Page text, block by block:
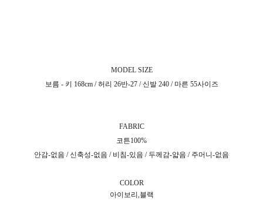
MODEL SIZE
보름 - 키 168cm / 허리 26반-27 / 신발 240 / 마른 55사이즈
FABRIC
코튼100%
안감-없음 / 신축성-없음 / 비침-있음 / 두께감-얇음 / 주머니-없음
COLOR
아이보리,블랙